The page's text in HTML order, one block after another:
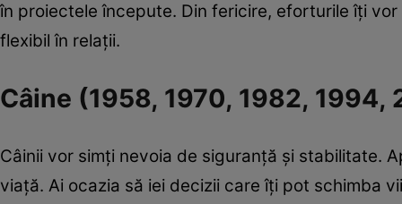
în proiectele începute. Din fericire, eforturile îți
flexibil în relații.
Câine (1958, 1970, 1982,
Câinii vor simți nevoia de siguranță și stabilitate.
viață. Ai ocazia să iei decizii care îți pot schimba